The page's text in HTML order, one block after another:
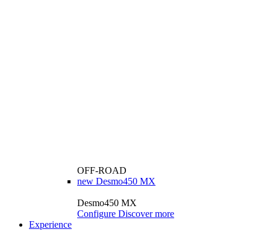
OFF-ROAD
new Desmo450 MX
Desmo450 MX
Configure Discover more
Experience